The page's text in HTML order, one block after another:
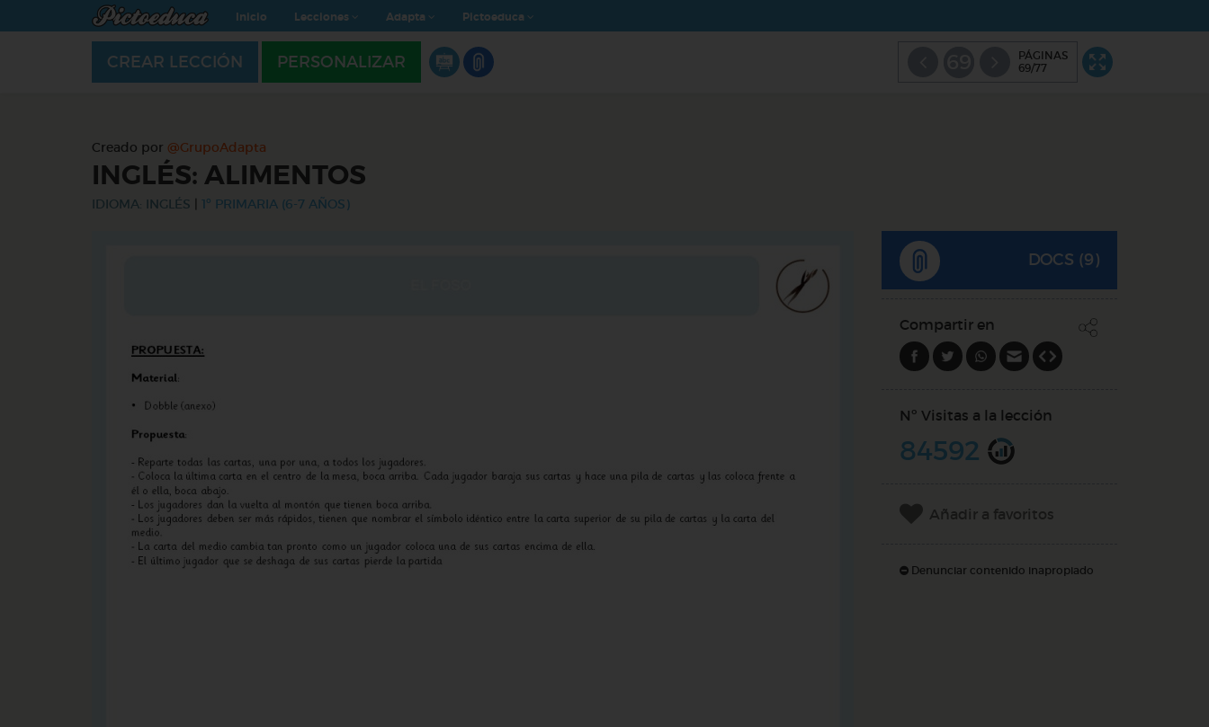
Inicio Lecciones Adapta Pictoeduca
CREAR LECCIÓN PERSONALIZAR
PÁGINAS
69/77
Creado por @GrupoAdapta
INGLÉS: ALIMENTOS
IDIOMA: INGLÉS 1º PRIMARIA (6-7 AÑOS)
DOCS (9)
Compartir en
Nº Visitas a la lección
84592
Añadir a favoritos
Denunciar contenido inapropiado